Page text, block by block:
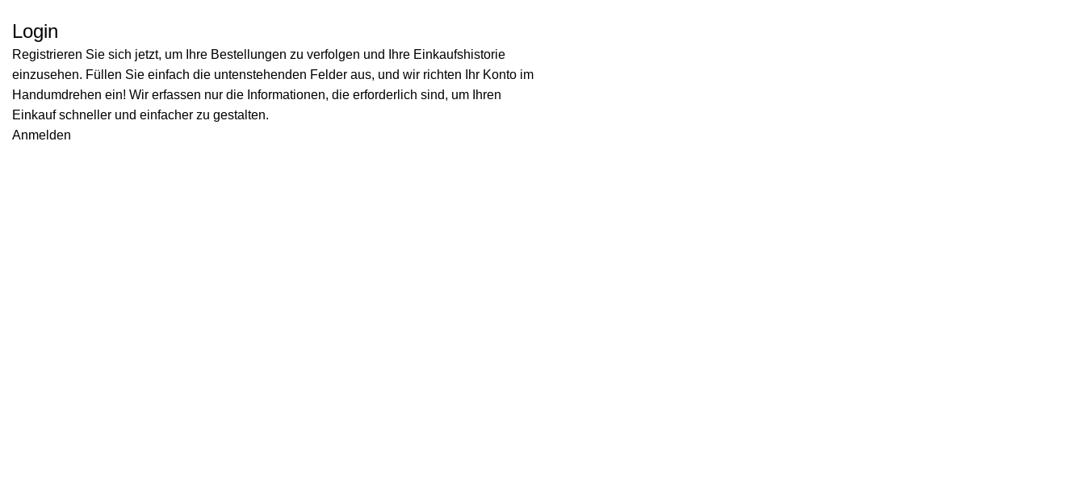
Login
Registrieren Sie sich jetzt, um Ihre Bestellungen zu verfolgen und Ihre Einkaufshistorie
einzusehen. Füllen Sie einfach die untenstehenden Felder aus, und wir richten Ihr Konto im
Handumdrehen ein! Wir erfassen nur die Informationen, die erforderlich sind, um Ihren
Einkauf schneller und einfacher zu gestalten.
Anmelden